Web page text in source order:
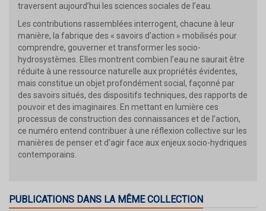
traversent aujourd’hui les sciences sociales de l’eau.
Les contributions rassemblées interrogent, chacune à leur
manière, la fabrique des « savoirs d’action » mobilisés pour
comprendre, gouverner et transformer les socio-
hydrosystèmes. Elles montrent combien l’eau ne saurait être
réduite à une ressource naturelle aux propriétés évidentes,
mais constitue un objet profondément social, façonné par
des savoirs situés, des dispositifs techniques, des rapports de
pouvoir et des imaginaires. En mettant en lumière ces
processus de construction des connaissances et de l’action,
ce numéro entend contribuer à une réflexion collective sur les
manières de penser et d’agir face aux enjeux socio-hydriques
contemporains.
PUBLICATIONS DANS LA MÊME COLLECTION